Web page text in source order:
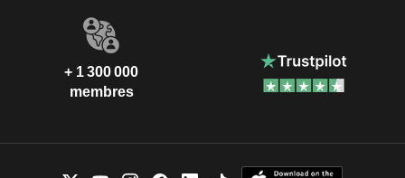
+ 1 300 000
membres